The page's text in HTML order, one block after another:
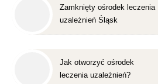
Zamknięty ośrodek leczenia
uzależnień Śląsk
Jak otworzyć ośrodek
leczenia uzależnień?